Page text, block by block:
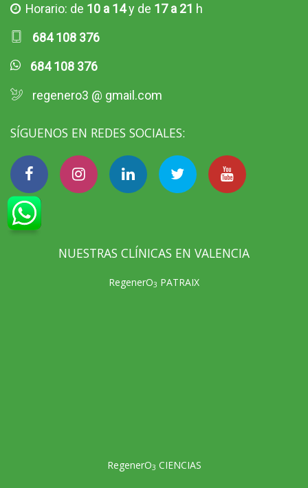
Horario: de 10 a 14y de 17 a 21 h
684 108 376
684 108 376
regenero3 @ gmail.com
SÍGUENOS EN REDES SOCIALES:
NUESTRAS CLÍNICAS EN VALENCIA
RegenerO3 PATRAIX
RegenerO3 CIENCIAS